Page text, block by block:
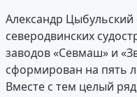
Александр
северодвинских
заводов «Севмаш» и
сформирован на пять
Вместе с тем целый